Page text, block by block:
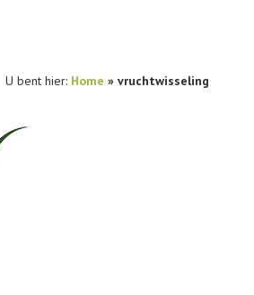
U bent hier: Home » vruchtwisseling